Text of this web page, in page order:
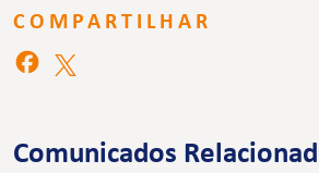
COMPARTILHAR
Comunicados